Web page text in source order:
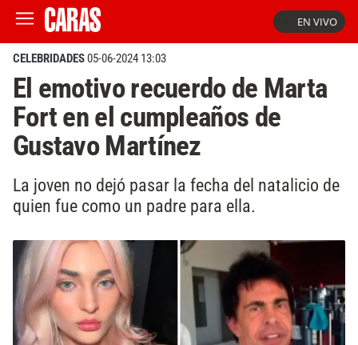
EN VIVO
CELEBRIDADES05-06-2024 13:03
El emotivo recuerdo de Marta
Fort en el cumpleaños de
Gustavo Martínez
La joven no dejó pasar la fecha del natalicio de
quien fue como un padre para ella.